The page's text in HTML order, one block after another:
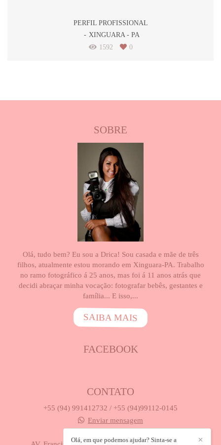
PERFIL PROFISSIONAL
XINGUARA - PA
1592
0
SOBRE
Olá, tudo bem? Eu sou a Drica! Sou casada e mãe de três
filhos, atualmente estou morando em Xinguara-PA. Trabalho
no ramo fotográfico á 25 anos, mas foi á 11 anos atrás que
decidi abraçar minha vocação: fotografar bebês, gestantes e
família... E isso,...
SAIBA MAIS
FACEBOOK
CONTATO
+55 (94) 991412732 / +55 (94)99112-0145
Enviar mensagem
✕
Olá, em que podemos ajudar? Sinta-se a